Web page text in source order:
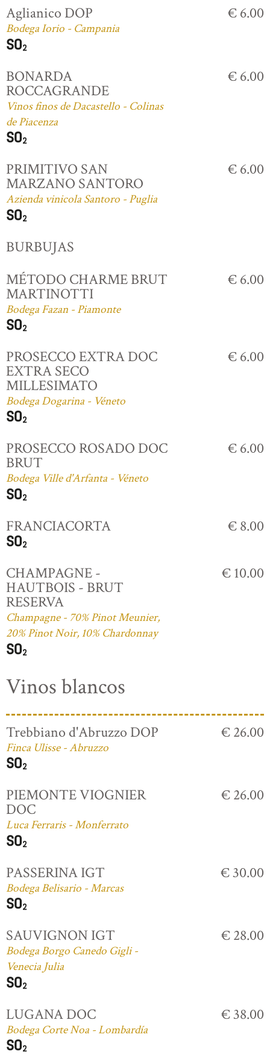
Aglianico DOP
Bodega Iorio - Campania
€ 6.00
BONARDA
ROCCAGRANDE
Vinos finos de Dacastello - Colinas
de Piacenza
€ 6.00
PRIMITIVO SAN
MARZANO SANTORO
Azienda vinicola Santoro - Puglia
€ 6.00
BURBUJAS
MÉTODO CHARME BRUT
MARTINOTTI
Bodega Fazan - Piamonte
€ 6.00
PROSECCO EXTRA DOC
EXTRA SECO
MILLESIMATO
Bodega Dogarina - Véneto
€ 6.00
PROSECCO ROSADO DOC
BRUT
Bodega Ville d'Arfanta - Véneto
€ 6.00
FRANCIACORTA € 8.00
CHAMPAGNE -
HAUTBOIS - BRUT
RESERVA
Champagne - 70% Pinot Meunier,
20% Pinot Noir, 10% Chardonnay
€ 10.00
Vinos blancos
Trebbiano d'Abruzzo DOP
Finca Ulisse - Abruzzo
€ 26.00
PIEMONTE VIOGNIER
DOC
Luca Ferraris - Monferrato
€ 26.00
PASSERINA IGT
Bodega Belisario - Marcas
€ 30.00
SAUVIGNON IGT
Bodega Borgo Canedo Gigli -
Venecia Julia
€ 28.00
LUGANA DOC
Bodega Corte Noa - Lombardía
€ 38.00